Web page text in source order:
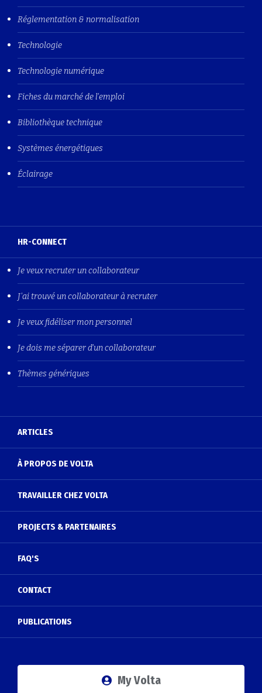
Réglementation & normalisation
Technologie
Technologie numérique
Fiches du marché de l'emploi
Bibliothèque technique
Systèmes énergétiques
Éclairage
HR-CONNECT
Je veux recruter un collaborateur
J'ai trouvé un collaborateur à recruter
Je veux fidéliser mon personnel
Je dois me séparer d'un collaborateur
Thèmes génériques
ARTICLES
À PROPOS DE VOLTA
TRAVAILLER CHEZ VOLTA
PROJECTS & PARTENAIRES
FAQ'S
CONTACT
PUBLICATIONS
My Volta